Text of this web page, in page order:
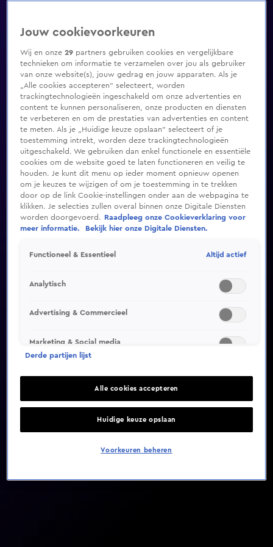
Video helaas niet gevonden
Jouw cookievoorkeuren
Wij en onze29 partners gebruiken cookies en vergelijkbare
technieken om informatie te verzamelen over jou als gebruiker
van onze website(s), jouw gedrag en jouw apparaten. Als je
„Alle cookies accepteren” selecteert, worden
trackingtechnologieën ingeschakeld om onze advertenties en
content te kunnen personaliseren, onze producten en diensten
te verbeteren en om de prestaties van advertenties en content
te meten. Als je „Huidige keuze opslaan” selecteert of je
toestemming intrekt, worden deze trackingtechnologieën
uitgeschakeld. We gebruiken dan enkel functionele en essentiële
cookies om de website goed te laten functioneren en veilig te
houden. Je kunt dit menu op ieder moment opnieuw openen
om je keuzes te wijzigen of om je toestemming in te trekken
door op de link Cookie-instellingen onder aan de webpagina te
klikken. Je selecties zullen overal binnen onze Digitale Diensten
worden doorgevoerd.
Raadpleeg onze Cookieverklaring voor
meer informatie.
Bekijk hier onze Digitale Diensten.
Functioneel & Essentieel Altijd actief
Analytisch
Advertising & Commercieel
Marketing & Social media
Derde partijen lijst
Alle cookies accepteren
Huidige keuze opslaan
Voorkeuren beheren